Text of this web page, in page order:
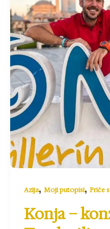
Azija, Moji putopisi, Priče
Konja –